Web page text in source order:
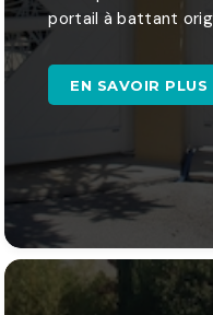
portail à battant
EN SAVOIR PLUS